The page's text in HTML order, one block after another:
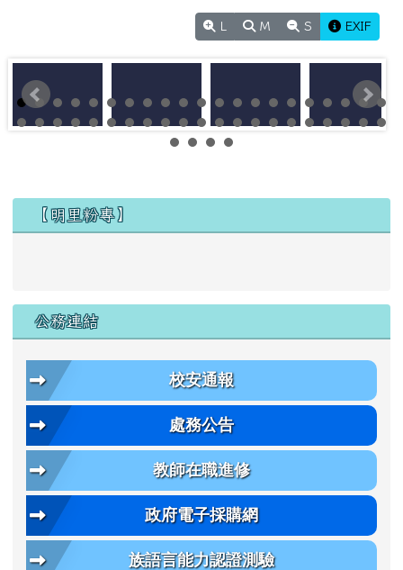
M S EXIF
左邊區域內容
【明里粉專】
公務連結
校安通報
處務公告
教師在職進修
政府電子採購網
族語言能力認證測驗